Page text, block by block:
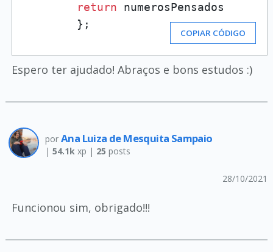
return numerosPensados
        };
COPIAR CÓDIGO
Espero ter ajudado! Abraços e bons estudos :)
por Ana Luiza de Mesquita Sampaio
| 54.1kxp | 25 posts
28/10/2021
Funcionou sim, obrigado!!!